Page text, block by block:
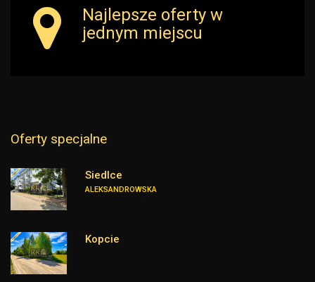
Najlepsze oferty w
jednym miejscu
Oferty specjalne
Siedlce
ALEKSANDROWSKA
Kopcie